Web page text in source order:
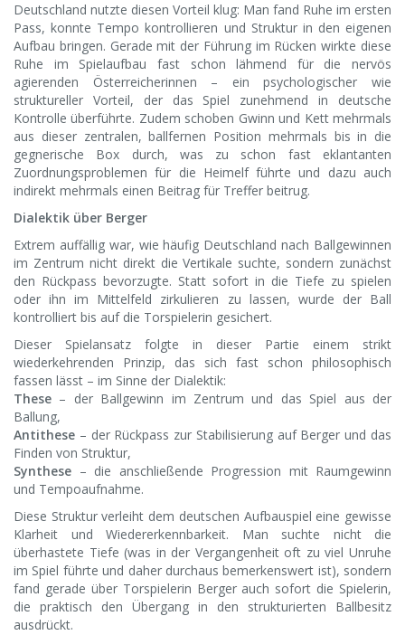
Deutschland nutzte diesen Vorteil klug: Man fand Ruhe im ersten
Pass, konnte Tempo kontrollieren und Struktur in den eigenen
Aufbau bringen. Gerade mit der Führung im Rücken wirkte diese
Ruhe im Spielaufbau fast schon lähmend für die nervös
agierenden Österreicherinnen – ein psychologischer wie
struktureller Vorteil, der das Spiel zunehmend in deutsche
Kontrolle überführte. Zudem schoben Gwinn und Kett mehrmals
aus dieser zentralen, ballfernen Position mehrmals bis in die
gegnerische Box durch, was zu schon fast eklantanten
Zuordnungsproblemen für die Heimelf führte und dazu auch
indirekt mehrmals einen Beitrag für Treffer beitrug.
Dialektik über Berger
Extrem auffällig war, wie häufig Deutschland nach Ballgewinnen
im Zentrum nicht direkt die Vertikale suchte, sondern zunächst
den Rückpass bevorzugte. Statt sofort in die Tiefe zu spielen
oder ihn im Mittelfeld zirkulieren zu lassen, wurde der Ball
kontrolliert bis auf die Torspielerin gesichert.
Dieser Spielansatz folgte in dieser Partie einem strikt
wiederkehrenden Prinzip, das sich fast schon philosophisch
fassen lässt – im Sinne der Dialektik:
These – der Ballgewinn im Zentrum und das Spiel aus der
Ballung,
Antithese – der Rückpass zur Stabilisierung auf Berger und das
Finden von Struktur,
Synthese – die anschließende Progression mit Raumgewinn
und Tempoaufnahme.
Diese Struktur verleiht dem deutschen Aufbauspiel eine gewisse
Klarheit und Wiedererkennbarkeit. Man suchte nicht die
überhastete Tiefe (was in der Vergangenheit oft zu viel Unruhe
im Spiel führte und daher durchaus bemerkenswert ist), sondern
fand gerade über Torspielerin Berger auch sofort die Spielerin,
die praktisch den Übergang in den strukturierten Ballbesitz
ausdrückt.